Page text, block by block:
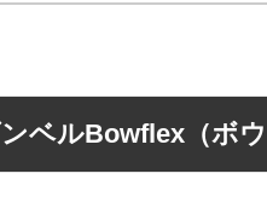
ベルBowflex（ボ